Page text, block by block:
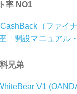
率 NO1
（ファイ
「開設マニュアル
兄弟
V1